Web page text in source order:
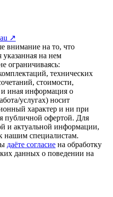
↗
внимание на то, что
указанная на нем
ограничиваясь:
технических
стоимости,
иная информация о
услугах) носит
характер и ни при
публичной офертой. Для
и актуальной информации,
нашим специалистам.
даёте согласие на обработку
данных о поведении на